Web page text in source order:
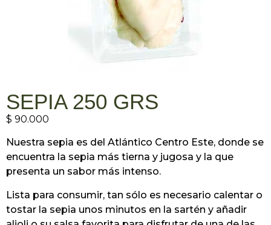
SEPIA 250 GRS
$ 90.000
Nuestra sepia es del Atlántico Centro Este, donde se
encuentra la sepia más tierna y jugosa y la que
presenta un sabor más intenso.
Lista para consumir, tan sólo es necesario calentar o
tostar la sepia unos minutos en la sartén y añadir